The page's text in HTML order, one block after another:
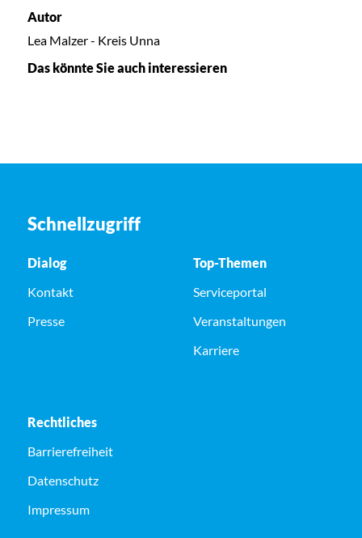
Autor
Lea Malzer - Kreis Unna
Das könnte Sie auch interessieren
Schnellzugriff
Dialog
Kontakt
Presse
Top-Themen
Serviceportal
Veranstaltungen
Karriere
Rechtliches
Barrierefreiheit
Datenschutz
Impressum